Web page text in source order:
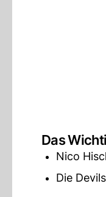
Das
Nico
Die